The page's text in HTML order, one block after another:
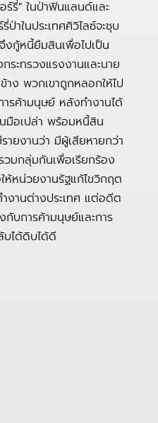
ร์รี่" ในป่าฟินแลนด์และ
าในประเทศศิวิไลซ์จะชุบ
กู้หนี้ยืมสินเพื่อไปเป็น
ระทรวงแรงงานและนาย
าง พวกเขาถูกหลอกให้ไป
รค้ามนุษย์ หลังทำงานได้
มือเปล่า พร้อมหนี้สิน
ายงานว่า มีผู้เสียหายกว่า
มกลุ่มกันเพื่อเรียกร้อง
ห้หน่วยงานรัฐแก้ไขวิกฤต
งานต่างประเทศ แต่อดีต
บการค้ามนุษย์และการ
ได้ดิบได้ดี